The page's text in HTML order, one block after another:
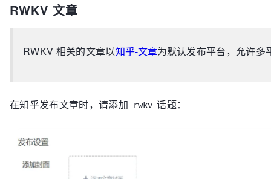
RWKV 文章
RWKV 相关的文章以知乎-文章为默认发布平台，允许多
在知乎发布文章时，请添加 rwkv 话题：